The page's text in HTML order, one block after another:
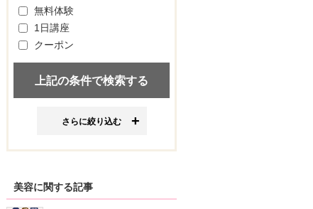
無料体験
1日講座
クーポン
さらに絞り込む
美容に関する記事